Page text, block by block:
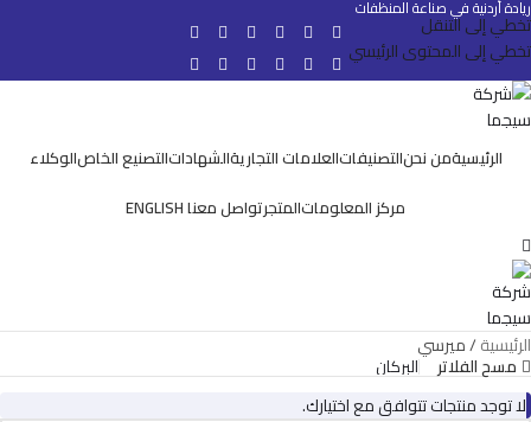
تخطي إلى التنقل
تخطي إلى المحتوى الرئيسي
ريادة أردنية في صناعة المنظفات
الرئيسيةمن نحنالتصنيفاتالعلامات التجاريةالشهاداتالتصنيع الخاصالوكلاء
مركز المعلوماتالمتجرتواصل معناENGLISH
الرئيسية ميرسي
مسح الفلاتر البركان
لا توجد منتجات تتوافق مع اختيارك.